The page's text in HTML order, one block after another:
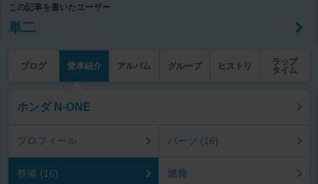
この記事を書いたユーザー
単二
ブログ 愛車紹介 アルバム グループ ヒストリ
ラップ
タイム
ホンダ N-ONE
プロフィール パーツ (16)
整備 (16) 燃費